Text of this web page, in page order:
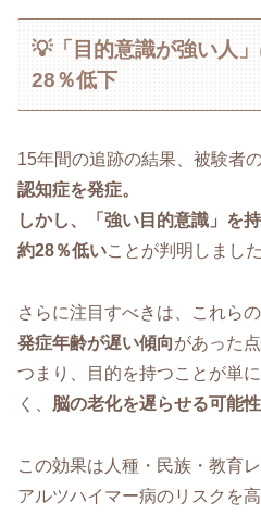
💡「目的意識が強い人
28％低下
15年間の追跡の結果、被験者
認知症を発症。
しかし、「強い目的意識」を
約28％低いことが判明しました
さらに注目すべきは、これら
発症年齢が遅い傾向があった点
つまり、目的を持つことが単
く、 脳の老化を遅らせる可能性
この効果は人種・民族・教育
アルツハイマー病のリスクを